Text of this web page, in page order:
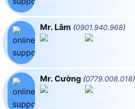
Mr. Lâm (0901.940.968)
Mr. Cường (0779.008.018)